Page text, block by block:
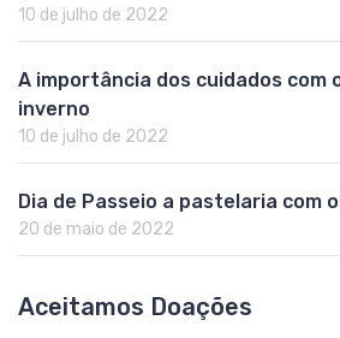
10 de julho de 2022
A importância dos cuidados com
inverno
10 de julho de 2022
Dia de Passeio a pastelaria com
20 de maio de 2022
Aceitamos Doações